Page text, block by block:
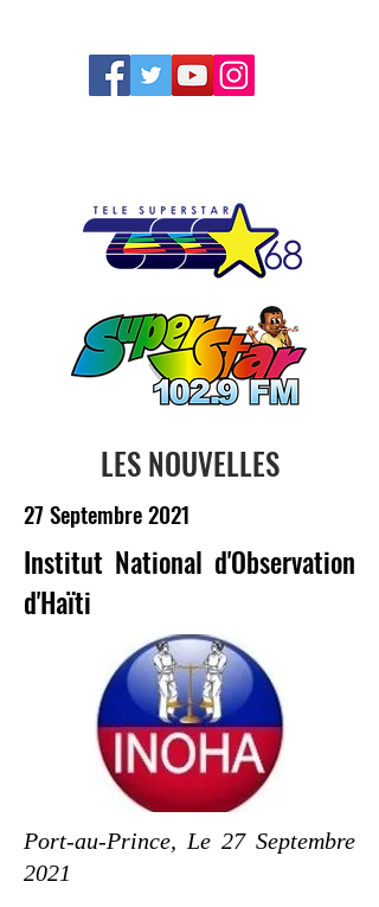
27 Septembre 2021
Port-au-Prince, Le 27 Septembre
2021
LES NOUVELLES
Institut National d'Observation
d'Haïti